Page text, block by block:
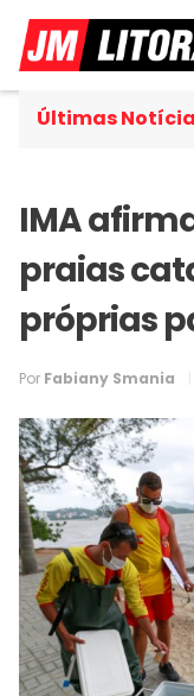
Últimas
assume
IMA
praias
próprias
Por Fabiany Smania